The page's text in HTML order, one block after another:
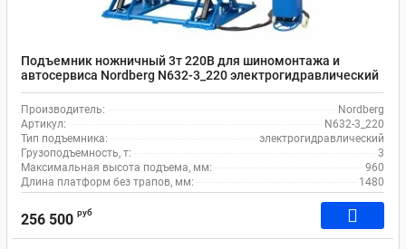
Подъемник ножничный 3т 220В для шиномонтажа и
автосервиса Nordberg N632-3_220 электрогидравлический
передвижной
Производитель:
Nordberg
Артикул:
N632-3_220
Тип подъемника:
электрогидравлический
Грузоподъемность, т:
3
Максимальная высота подъема, мм:
960
Длина платформ без трапов, мм:
1480
256 500 руб